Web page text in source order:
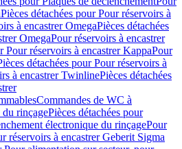
Pièces détachées pour Pour réservoirs à
à encastrer OmegaPièces détachées
OmegaPour réservoirs à encastrer
Pour réservoirs à encastrer KappaPour
détachées pour Pour réservoirs à
à encastrer TwinlinePièces détachées
Commandes de WC à
du rinçagePièces détachées pour
électronique du rinçagePour
réservoirs à encastrer Geberit Sigma